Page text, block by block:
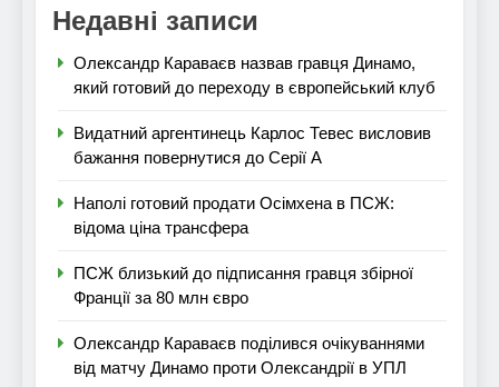
Недавні записи
Олександр Караваєв назвав гравця Динамо,
який готовий до переходу в європейський клуб
Видатний аргентинець Карлос Тевес висловив
бажання повернутися до Серії А
Наполі готовий продати Осімхена в ПСЖ:
відома ціна трансфера
ПСЖ близький до підписання гравця збірної
Франції за 80 млн євро
Олександр Караваєв поділився очікуваннями
від матчу Динамо проти Олександрії в УПЛ